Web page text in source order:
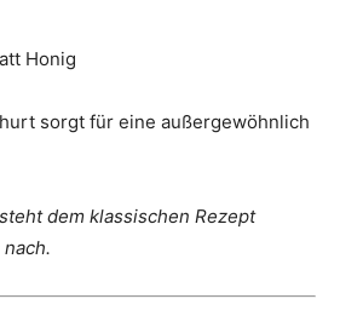
Honig
sorgt für eine außergewöhnlich
dem klassischen Rezept